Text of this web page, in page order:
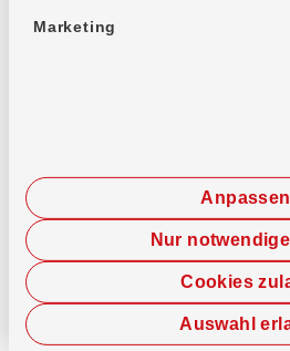
Marketing
Cookies
Anpassen
Auswahl
Nur
Jetzt chatten